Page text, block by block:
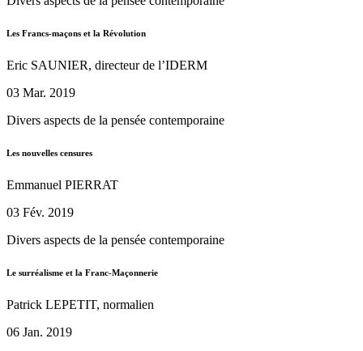
Les Francs-maçons et la Révolution
Eric SAUNIER, directeur de l’IDERM
03 Mar. 2019
Divers aspects de la pensée contemporaine
Les nouvelles censures
Emmanuel PIERRAT
03 Fév. 2019
Divers aspects de la pensée contemporaine
Le surréalisme et la Franc-Maçonnerie
Patrick LEPETIT, normalien
06 Jan. 2019